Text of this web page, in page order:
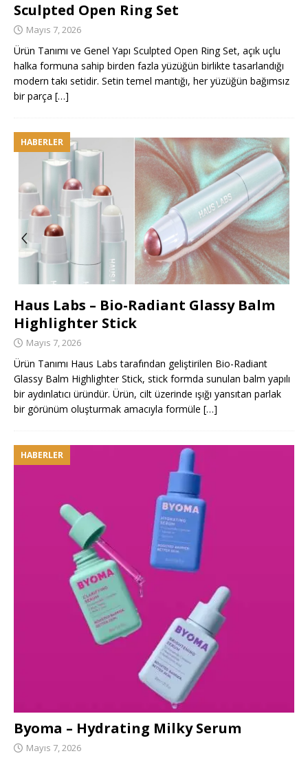
Sculpted Open Ring Set
Mayıs 7, 2026
Ürün Tanımı ve Genel Yapı Sculpted Open Ring Set, açık uçlu
halka formuna sahip birden fazla yüzüğün birlikte tasarlandığı
modern takı setidir. Setin temel mantığı, her yüzüğün bağımsız
bir parça […]
HABERLER
Haus Labs – Bio-Radiant Glassy Balm
Highlighter Stick
Mayıs 7, 2026
Ürün Tanımı Haus Labs tarafından geliştirilen Bio-Radiant
Glassy Balm Highlighter Stick, stick formda sunulan balm yapılı
bir aydınlatıcı üründür. Ürün, cilt üzerinde ışığı yansıtan parlak
bir görünüm oluşturmak amacıyla formüle […]
HABERLER
Byoma – Hydrating Milky Serum
Mayıs 7, 2026